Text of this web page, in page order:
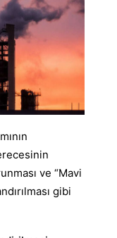
ve “Mavi
gibi